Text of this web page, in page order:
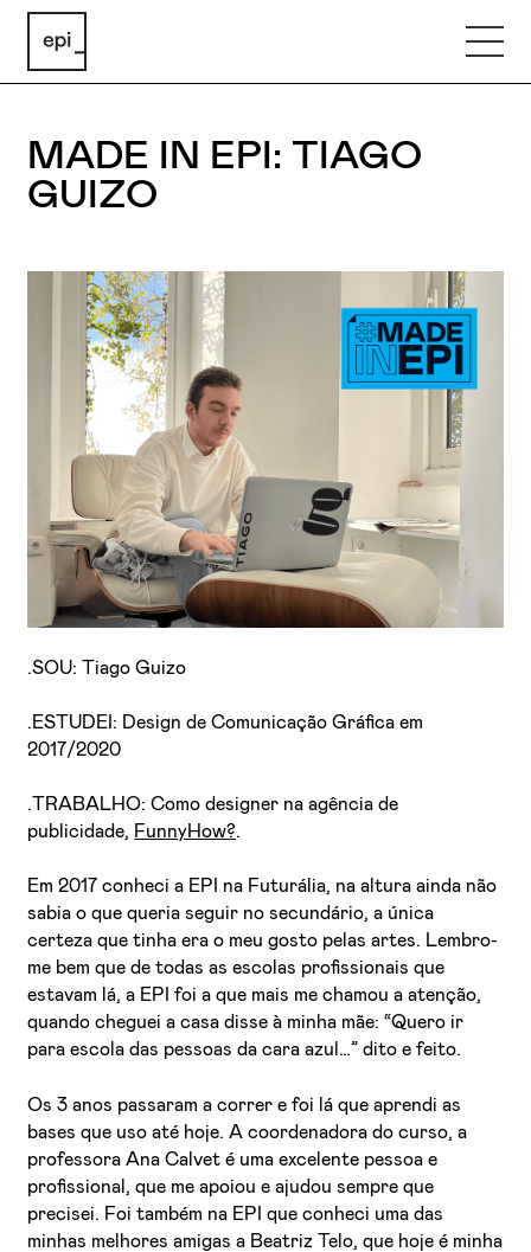
MADE IN EPI: TIAGO
GUIZO
.SOU: Tiago Guizo
.ESTUDEI: Design de Comunicação Gráfica em
2017/2020
.TRABALHO: Como designer na agência de
publicidade, FunnyHow?.
Em 2017 conheci a EPI na Futurália, na altura ainda não
sabia o que queria seguir no secundário, a única
certeza que tinha era o meu gosto pelas artes. Lembro-
me bem que de todas as escolas profissionais que
estavam lá, a EPI foi a que mais me chamou a atenção,
quando cheguei a casa disse à minha mãe: “Quero ir
para escola das pessoas da cara azul…” dito e feito.
Os 3 anos passaram a correr e foi lá que aprendi as
bases que uso até hoje. A coordenadora do curso, a
professora Ana Calvet é uma excelente pessoa e
profissional, que me apoiou e ajudou sempre que
precisei. Foi também na EPI que conheci uma das
minhas melhores amigas a Beatriz Telo, que hoje é minha